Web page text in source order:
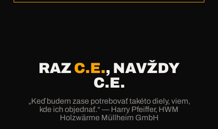
RAZ C.E., NAVŽDY
C.E.
„Keď budem zase potrebovať takéto diely, viem,
kde ich objednať.“ — Harry Pfeiffer, HWM
Holzwärme Müllheim GmbH